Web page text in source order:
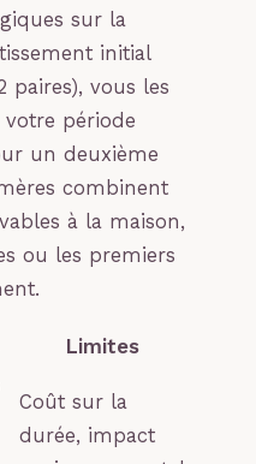
sur la
initial
paires), vous les
période
un deuxième
combinent
à la maison,
ou les premiers
Limites
Coût sur la
durée, impact